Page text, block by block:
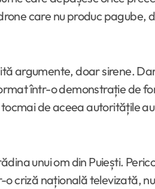
care nu produc
argumente, doar sirene.
într-o demonstrație de
de aceea autoritățile
unui om din Puiești.
criză națională televizată,